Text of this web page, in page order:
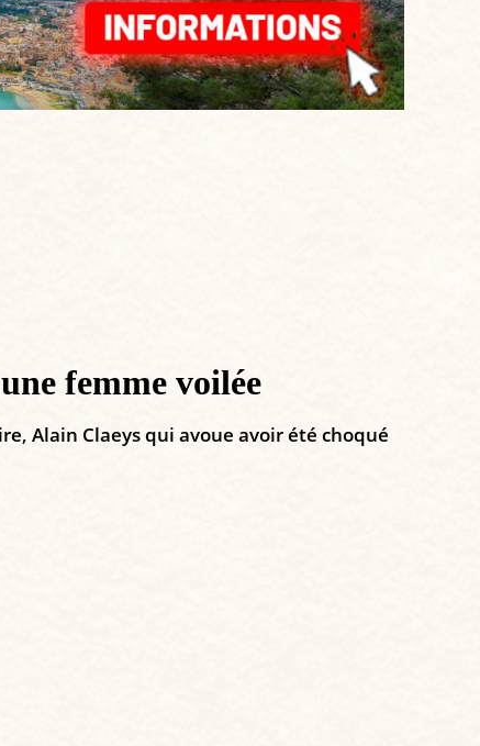
femme voilée
Alain Claeys qui avoue avoir été choqué